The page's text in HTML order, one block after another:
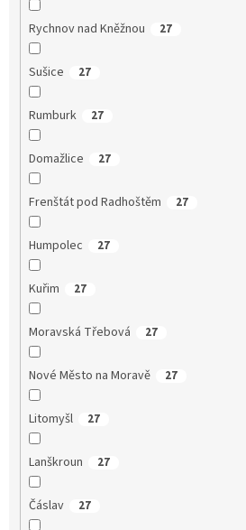
Rychnov nad Kněžnou 27
Sušice 27
Rumburk 27
Domažlice 27
Frenštát pod Radhoštěm 27
Humpolec 27
Kuřim 27
Moravská Třebová 27
Nové Město na Moravě 27
Litomyšl 27
Lanškroun 27
Čáslav 27